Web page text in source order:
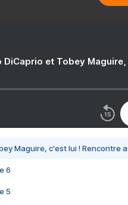
DiCaprio et Tobey
Maguire, c'est lui ! Rencontre
6
5